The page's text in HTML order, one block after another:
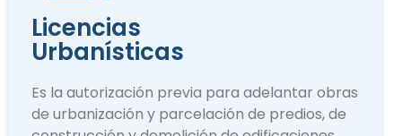
Licencias
Urbanísticas
Es la autorización previa para adelantar obras
de urbanización y parcelación de predios, de